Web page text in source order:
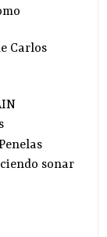
Carlos
sonar